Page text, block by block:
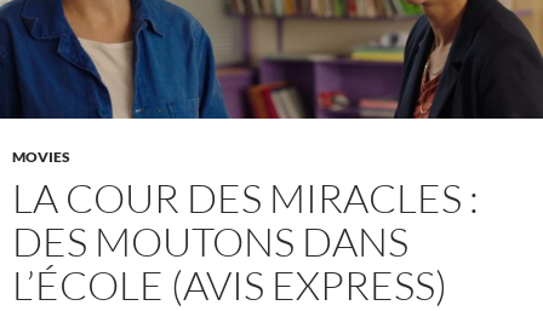
MOVIES
LA COUR DES MIRACLES :
DES MOUTONS DANS
L’ÉCOLE (AVIS EXPRESS)